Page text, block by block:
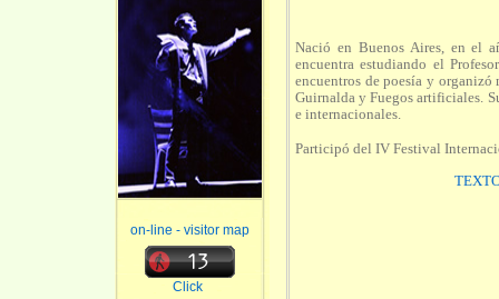
on-line - visitor map
Click
Nació en Buenos Aires, en el
encuentra estudiando el
encuentros de poesía y
Guirnalda y Fuegos artificiales.
e internacionales.
Participó del IV Festival